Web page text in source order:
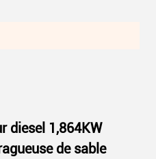
diesel 1,864KW
de sable